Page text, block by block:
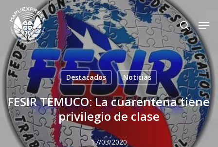
main
content
search
Destacados Noticias
FESIR TEMUCO: La cuarentena tiene
privilegio de clase
17/03/2020
Close
Menu